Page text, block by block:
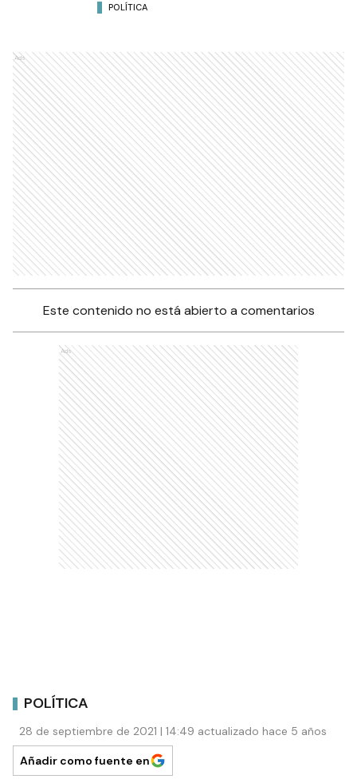
POLÍTICA
Ads
Este contenido no está abierto a comentarios
Ads
POLÍTICA
28 de septiembre de 2021 | 14:49 actualizado hace 5 años
Añadir como fuente en